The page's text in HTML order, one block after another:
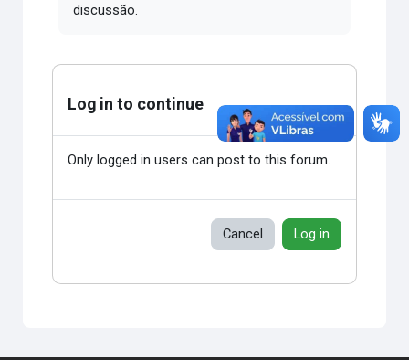
discussão.
Log in to continue
Only logged in users can post to this forum.
Cancel Log in